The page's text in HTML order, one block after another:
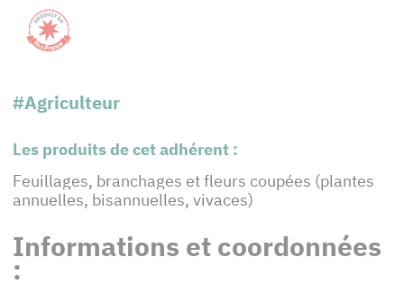
#Agriculteur
Les produits de cet adhérent :
Feuillages, branchages et fleurs coupées (plantes
annuelles, bisannuelles, vivaces)
Informations et coordonnées
: